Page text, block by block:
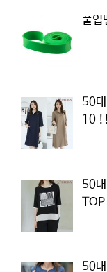
풀업
50
10 !!
50
50